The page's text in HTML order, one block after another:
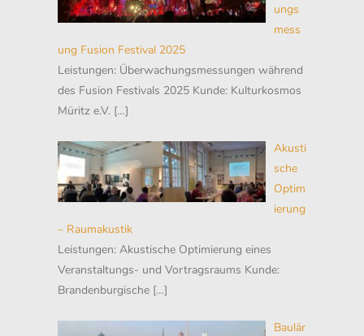
ungs
mess
ung Fusion Festival 2025
Leistungen: Überwachungsmessungen während
des Fusion Festivals 2025 Kunde: Kulturkosmos
Müritz e.V. […]
Akusti
sche
Optim
ierung
– Raumakustik
Leistungen: Akustische Optimierung eines
Veranstaltungs- und Vortragsraums Kunde:
Brandenburgische […]
Baulär